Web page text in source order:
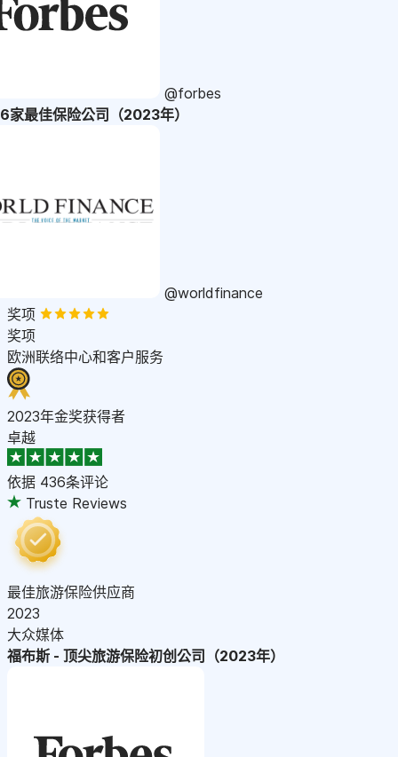
@forbes
家最佳保险公司（2023年）
@worldfinance
奖项
奖项
欧洲联络中心和客户服务
2023年金奖获得者
卓越
依据 436条评论
Truste Reviews
最佳旅游保险供应商
2023
大众媒体
福布斯 - 顶尖旅游保险初创公司（2023年）